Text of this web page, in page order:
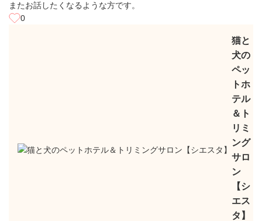
またお話したくなるような方です。
0
猫と
犬の
ペッ
トホ
テル
＆ト
リミ
ング
サロ
ン
【シ
エス
タ】